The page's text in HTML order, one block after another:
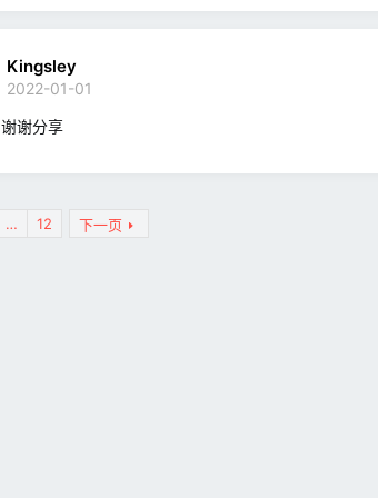
Kingsley
2022-01-01
谢谢分享
… 12 下一页